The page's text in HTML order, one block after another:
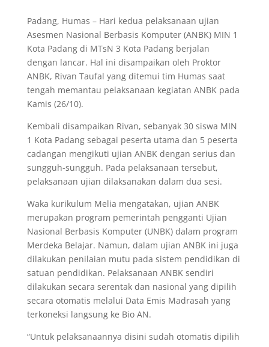
Padang, Humas – Hari kedua pelaksanaan ujian
Asesmen Nasional Berbasis Komputer (ANBK) MIN 1
Kota Padang di MTsN 3 Kota Padang berjalan
dengan lancar. Hal ini disampaikan oleh Proktor
ANBK, Rivan Taufal yang ditemui tim Humas saat
tengah memantau pelaksanaan kegiatan ANBK pada
Kamis (26/10).
Kembali disampaikan Rivan, sebanyak 30 siswa MIN
1 Kota Padang sebagai peserta utama dan 5 peserta
cadangan mengikuti ujian ANBK dengan serius dan
sungguh-sungguh. Pada pelaksanaan tersebut,
pelaksanaan ujian dilaksanakan dalam dua sesi.
Waka kurikulum Melia mengatakan, ujian ANBK
merupakan program pemerintah pengganti Ujian
Nasional Berbasis Komputer (UNBK) dalam program
Merdeka Belajar. Namun, dalam ujian ANBK ini juga
dilakukan penilaian mutu pada sistem pendidikan di
satuan pendidikan. Pelaksanaan ANBK sendiri
dilakukan secara serentak dan nasional yang dipilih
secara otomatis melalui Data Emis Madrasah yang
terkoneksi langsung ke Bio AN.
“Untuk pelaksanaannya disini sudah otomatis dipilih